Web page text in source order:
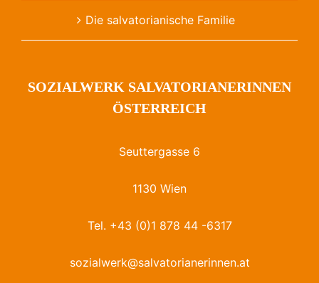
Die salvatorianische Familie
SOZIALWERK SALVATORIANERINNEN
ÖSTERREICH
Seuttergasse 6
1130 Wien
Tel. +43 (0)1 878 44 -6317
sozialwerk@salvatorianerinnen.at